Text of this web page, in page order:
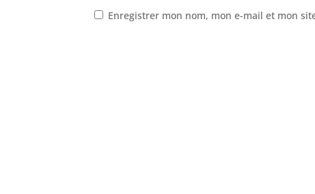
Enregistrer mon nom, mon e-mail et mon